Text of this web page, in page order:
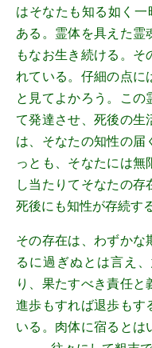
はそなたも知る如く一
ある。霊体を具えた
もなお生き続ける。
れている。仔細の点に
と見てよかろう。こ
て発達させ、死後の生
は、そなたの知性の届
っとも、そなたには
し当たりてそなたの
死後にも知性が存続す
その存在は、わずか
るに過ぎぬとは言え
り、果たすべき責任と
進歩もすれば退歩もす
いる。肉体に宿ると